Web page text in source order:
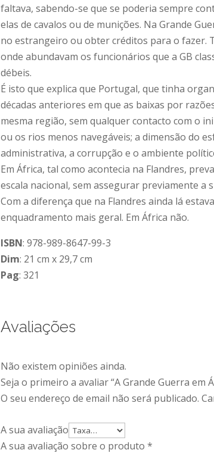
faltava, sabendo-se que se poderia sempre
elas de cavalos ou de munições. Na Grande
no estrangeiro ou obter créditos para o fazer.
onde abundavam os funcionários que a GB
débeis.
É isto que explica que Portugal, que tinha
décadas anteriores em que as baixas por
mesma região, sem qualquer contacto com o
ou os rios menos navegáveis; a dimensão do
administrativa, a corrupção e o ambiente
Em África, tal como acontecia na Flandres,
escala nacional, sem assegurar previamente a
Com a diferença que na Flandres ainda lá
enquadramento mais geral. Em África não.
ISBN: 978-989-8647-99-3
Dim: 21 cm x 29,7 cm
Pag: 321
Avaliações
Não existem opiniões ainda.
Seja o primeiro a avaliar “A Grande Guerra em
O seu endereço de email não será publicado.
A sua avaliação
A sua avaliação sobre o produto *